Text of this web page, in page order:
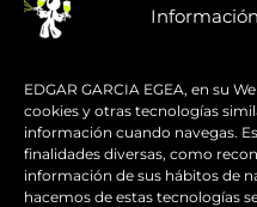
EDGAR GARCIA EGEA, en su
cookies y otras tecnologías
información cuando navegas.
finalidades diversas, como
información de sus hábitos de
hacemos de estas tecnologías
Pintura